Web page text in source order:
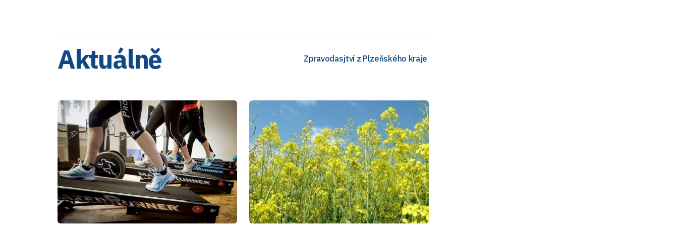
Aktuálně Zpravodasjtví z Plzeňského kraje